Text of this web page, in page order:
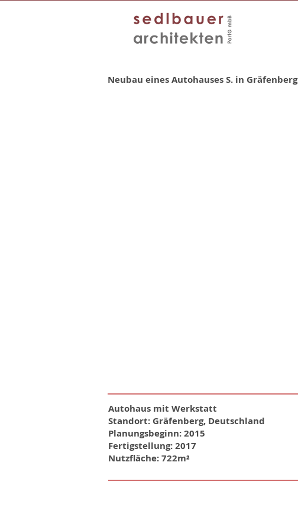
Neubau eines Autohauses S. in Gräfenberg
Autohaus mit Werkstatt
Standort: Gräfenberg, Deutschland
Planungsbeginn: 2015
Fertigstellung: 2017
Nutzfläche: ​722m²